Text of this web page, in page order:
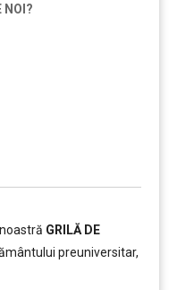
NOI?
GRILĂ DE
preuniversitar,